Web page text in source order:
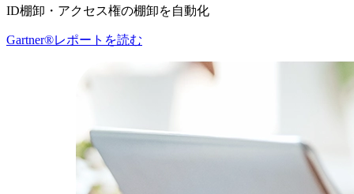
ID棚卸・アクセス権の棚卸を自動化
Gartner®レポートを読む